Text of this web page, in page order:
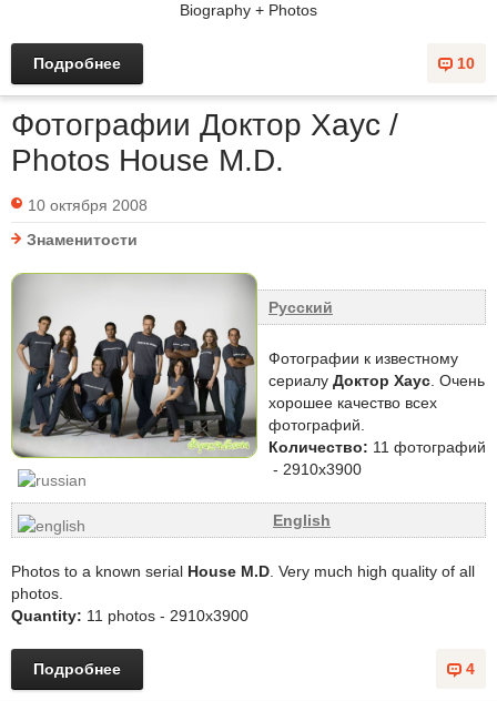
Biography + Photos
10
Подробнее
Фотографии Доктор Хаус /
Photos House M.D.
10 октября 2008
Знаменитости
Русский
Фотографии к известному
сериалу Доктор Хаус . Очень
хорошее качество всех
фотографий.
Количество: 11 фотографий
- 2910х3900
English
Photos to a known serial House M.D . Very much high quality of all
photos.
Quantity: 11 photos - 2910х3900
4
Подробнее